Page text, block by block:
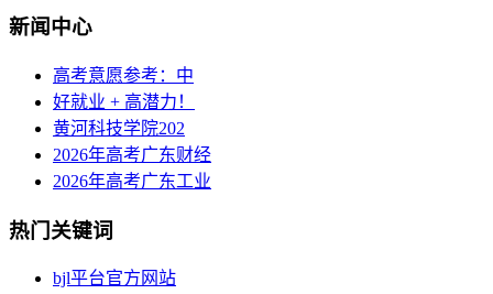
新闻中心
高考意愿参考：中
好就业 + 高潜力！
黄河科技学院202
2026年高考广东财经
2026年高考广东工业
热门关键词
bjl平台官方网站